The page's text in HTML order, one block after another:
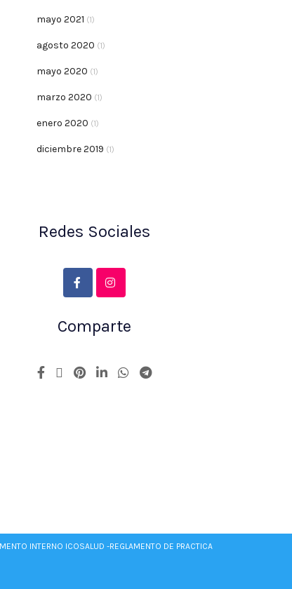
mayo 2021 (1)
agosto 2020 (1)
mayo 2020 (1)
marzo 2020 (1)
enero 2020 (1)
diciembre 2019 (1)
Redes Sociales
Comparte
INTERNO ICOSALUD -REGLAMENTO DE PRACTICA